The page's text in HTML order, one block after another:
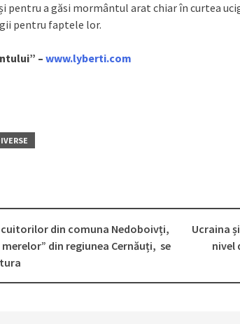
pentru a găsi mormântul arat chiar în curtea
pentru faptele lor.
– www.lyberti.com
din comuna Nedoboivți,
din regiunea Cernăuți, se
Ucraina
nivel